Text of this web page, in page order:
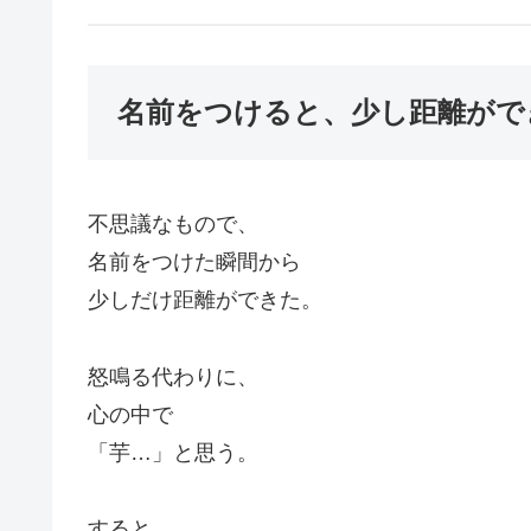
名前をつけると、少し距離が
不思議なもので、
名前をつけた瞬間から
少しだけ距離ができた。
怒鳴る代わりに、
心の中で
「芋…」と思う。